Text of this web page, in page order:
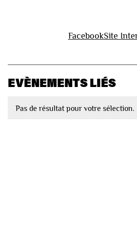
FacebookSite
EVÈNEMENTS LIÉS
Pas de résultat pour votre sélection.